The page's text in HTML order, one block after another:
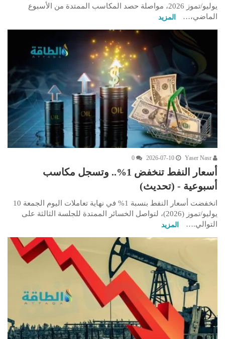
يوليو/تموز 2026، مواصلة حصد المكاسب الممتدة من الأسبوع
الماضي،…
المزيد
2026-07-10
0
أسعار النفط تنخفض 1%.. وتسجل مكاسب
أسبوعية - (تحديث)
انخفضت أسعار النفط بنسبة 1% في نهاية تعاملات اليوم الجمعة 10
يوليو/تموز (2026)، لتواصل الخسائر الممتدة للجلسة الثالثة على
التوالي.…
المزيد